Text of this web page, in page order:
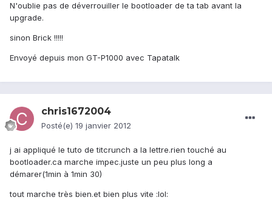
N'oublie pas de déverrouiller le bootloader de ta tab avant la
upgrade.
sinon Brick !!!!!
Envoyé depuis mon GT-P1000 avec Tapatalk
chris1672004
Posté(e) 19 janvier 2012
j ai appliqué le tuto de titcrunch a la lettre.rien touché au
bootloader.ca marche impec.juste un peu plus long a
démarer(1min à 1min 30)
tout marche très bien.et bien plus vite :lol: